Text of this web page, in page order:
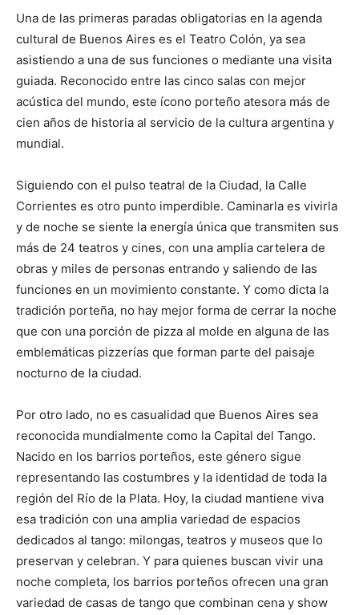
Una de las primeras paradas obligatorias en la agenda
cultural de Buenos Aires es el Teatro Colón, ya sea
asistiendo a una de sus funciones o mediante una visita
guiada. Reconocido entre las cinco salas con mejor
acústica del mundo, este ícono porteño atesora más de
cien años de historia al servicio de la cultura argentina y
mundial.
Siguiendo con el pulso teatral de la Ciudad, la Calle
Corrientes es otro punto imperdible. Caminarla es vivirla
y de noche se siente la energía única que transmiten sus
más de 24 teatros y cines, con una amplia cartelera de
obras y miles de personas entrando y saliendo de las
funciones en un movimiento constante. Y como dicta la
tradición porteña, no hay mejor forma de cerrar la noche
que con una porción de pizza al molde en alguna de las
emblemáticas pizzerías que forman parte del paisaje
nocturno de la ciudad.
Por otro lado, no es casualidad que Buenos Aires sea
reconocida mundialmente como la Capital del Tango.
Nacido en los barrios porteños, este género sigue
representando las costumbres y la identidad de toda la
región del Río de la Plata. Hoy, la ciudad mantiene viva
esa tradición con una amplia variedad de espacios
dedicados al tango: milongas, teatros y museos que lo
preservan y celebran. Y para quienes buscan vivir una
noche completa, los barrios porteños ofrecen una gran
variedad de casas de tango que combinan cena y show